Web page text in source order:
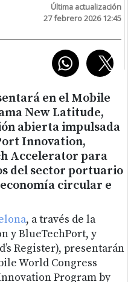
Última actualización
27 febrero 2026 12:45
en el Mobile
New Latitude,
abierta impulsada
Innovation,
Accelerator para
del sector portuario
circular e
, a través de la
y BlueTechPort, y
Register), presentarán
World Congress
Program by